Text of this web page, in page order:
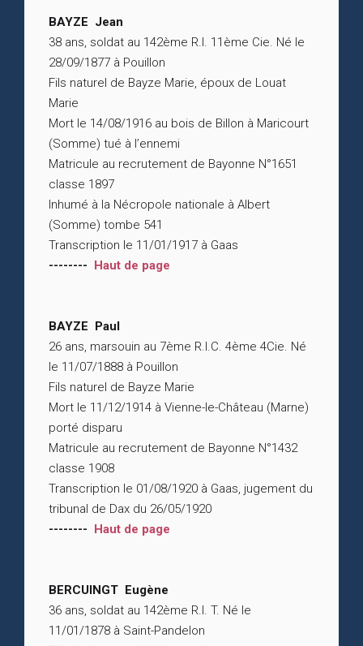
BAYZE Jean
38 ans, soldat au 142ème R.I. 11ème Cie. Né le
28/09/1877 à Pouillon
Fils naturel de Bayze Marie, époux de Louat
Marie
Mort le 14/08/1916 au bois de Billon à Maricourt
(Somme) tué à l’ennemi
Matricule au recrutement de Bayonne N°1651
classe 1897
Inhumé à la Nécropole nationale à Albert
(Somme) tombe 541
Transcription le 11/01/1917 à Gaas
-------- Haut de page
BAYZE Paul
26 ans, marsouin au 7ème R.I.C. 4ème 4Cie. Né
le 11/07/1888 à Pouillon
Fils naturel de Bayze Marie
Mort le 11/12/1914 à Vienne-le-Château (Marne)
porté disparu
Matricule au recrutement de Bayonne N°1432
classe 1908
Transcription le 01/08/1920 à Gaas, jugement du
tribunal de Dax du 26/05/1920
-------- Haut de page
BERCUINGT Eugène
36 ans, soldat au 142ème R.I. T. Né le
11/01/1878 à Saint-Pandelon